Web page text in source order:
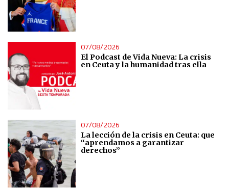
07/08/2026
El Podcast de Vida Nueva: La crisis
en Ceuta y la humanidad tras ella
07/08/2026
La lección de la crisis en Ceuta: que
“aprendamos a garantizar
derechos”